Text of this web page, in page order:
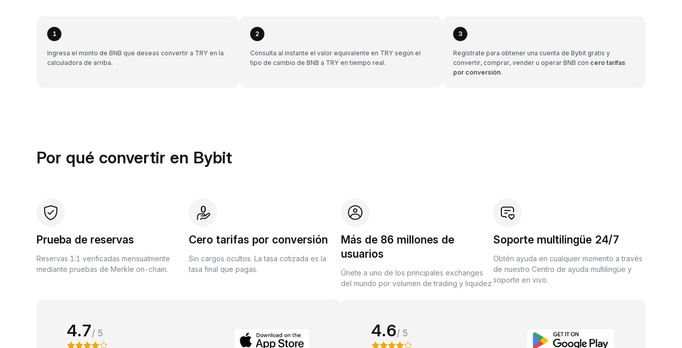
1
Ingresa el monto de BNB que deseas convertir a TRY en la
calculadora de arriba.
2
Consulta al instante el valor equivalente en TRY según el
tipo de cambio de BNB a TRY en tiempo real.
3
Regístrate para obtener una cuenta de Bybit gratis y
convertir, comprar, vender u operar BNB con cero tarifas
por conversión.
Por qué convertir en Bybit
Prueba de reservas
Reservas 1:1 verificadas mensualmente
mediante pruebas de Merkle on-chain.
Cero tarifas por conversión
Sin cargos ocultos. La tasa cotizada es la
tasa final que pagas.
Más de 86 millones de
usuarios
Únete a uno de los principales exchanges
del mundo por volumen de trading y liquidez.
Soporte multilingüe 24/7
Obtén ayuda en cualquier momento a través
de nuestro Centro de ayuda multilingüe y
soporte en vivo.
4.7/ 5 4.6/ 5